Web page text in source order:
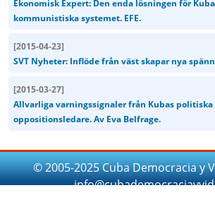
Ekonomisk Expert: Den enda lösningen för
kommunistiska systemet. EFE.
[2015-04-23]
SVT Nyheter: Inflöde från väst skapar nya
[2015-03-27]
Allvarliga varningssignaler från Kubas
oppositionsledare. Av Eva Belfrage.
© 2005-2025 Cuba Democracia y